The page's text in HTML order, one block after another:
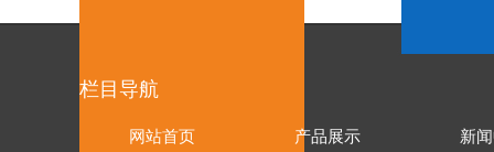
栏目导航
网站首页 产品展示 新